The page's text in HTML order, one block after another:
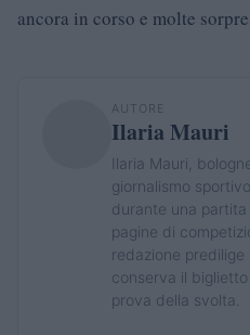
ancora in corso e molte
AUTORE
Ilaria Mauri
Ilaria Mauri,
giornalismo
durante una
pagine di
redazione
conserva il
prova della svolta.